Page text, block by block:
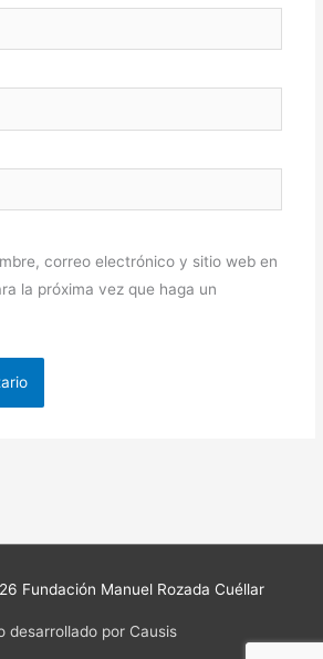
correo electrónico y sitio web en
la próxima vez que haga un
Fundación Manuel Rozada Cuéllar
desarrollado por Causis